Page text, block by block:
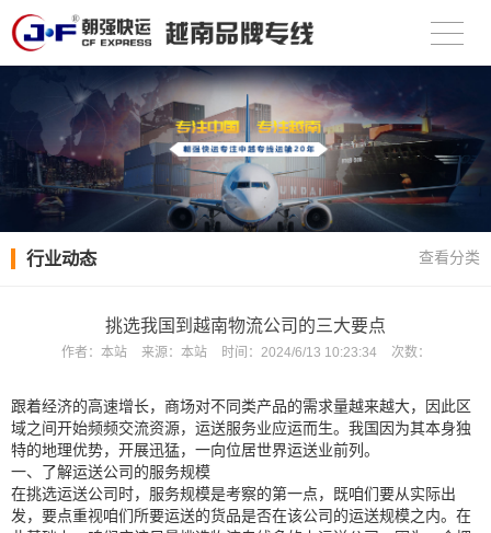
行业动态 查看分类
挑选我国到越南物流公司的三大要点
作者： 本站 来源： 本站 时间： 2024/6/13 10:23:34 次数：
跟着经济的高速增长，商场对不同类产品的需求量越来越大，因此区
域之间开始频频交流资源，运送服务业应运而生。我国因为其本身独
特的地理优势，开展迅猛，一向位居世界运送业前列。
一、了解运送公司的服务规模
在挑选运送公司时，服务规模是考察的第一点，既咱们要从实际出
发，要点重视咱们所要运送的货品是否在该公司的运送规模之内。在